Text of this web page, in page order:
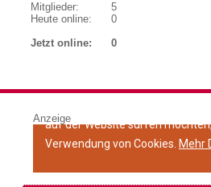
Mitglieder:
Heute online:
5
0
Jetzt online:
0
Anzeige